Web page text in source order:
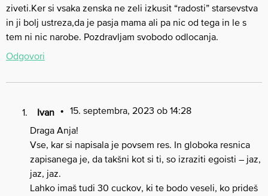
ziveti.Ker si vsaka zenska ne zeli izkusit “radosti” starsevstva
in ji bolj ustreza,da je pasja mama ali pa nic od tega in le s
tem ni nic narobe. Pozdravljam svobodo odlocanja.
Odgovori
Ivan
15. septembra, 2023 ob 14:28
Draga Anja!
Vse, kar si napisala je povsem res. In globoka resnica
zapisanega je, da takšni kot si ti, so izraziti egoisti – jaz,
jaz, jaz.
Lahko imaš tudi 30 cuckov, ki te bodo veseli, ko prideš